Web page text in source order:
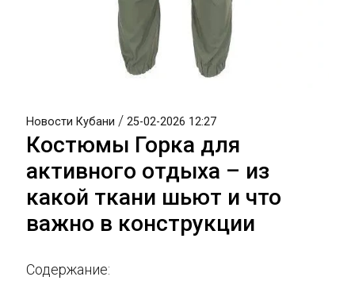
Новости Кубани / 25-02-2026 12:27
Костюмы Горка для
активного отдыха – из
какой ткани шьют и что
важно в конструкции
Содержание: